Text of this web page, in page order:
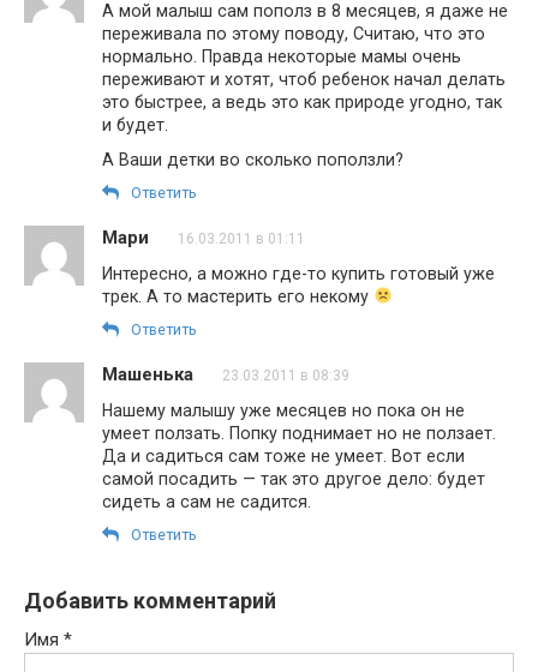
А мой малыш сам пополз в 8 месяцев, я даже не
переживала по этому поводу, Считаю, что это
нормально. Правда некоторые мамы очень
переживают и хотят, чтоб ребенок начал делать
это быстрее, а ведь это как природе угодно, так
и будет.
А Ваши детки во сколько поползли?
Ответить
Мари 16.03.2011 в 01:11
Интересно, а можно где-то купить готовый уже
трек. А то мастерить его некому
Ответить
Машенька 23.03.2011 в 08:39
Нашему малышу уже месяцев но пока он не
умеет ползать. Попку поднимает но не ползает.
Да и садиться сам тоже не умеет. Вот если
самой посадить — так это другое дело: будет
сидеть а сам не садится.
Ответить
Добавить комментарий
Имя *